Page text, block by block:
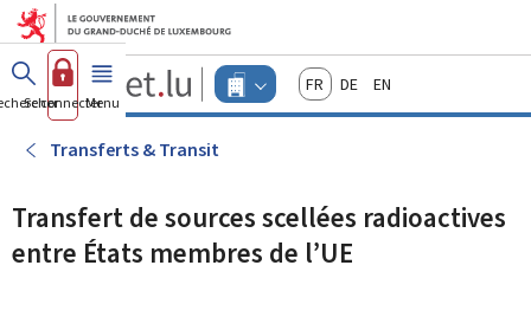
Aller au menu principal
Aller au contenu
Guichet.lu
Changer
d'espace
actif
FrançaisDeutschEnglish
Se connecterMenu principal
Transferts & Transit
Transfert de sources scellées radioactives
entre États membres de l’UE